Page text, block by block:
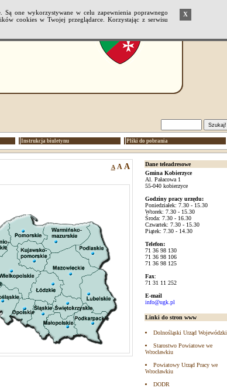
one wykorzystywane w celu zapewnienia poprawnego
cookies w Twojej przeglądarce. Korzystając z serwisu
X
Instrukcja biuletynu Pliki do pobrania
A A A
Dane teleadresowe
Gmina Kobierzyce
Al. Pałacowa 1
55-040 kobierzyce
Godziny pracy urzędu:
Poniedziałek: 7.30 - 15.30
Wtorek: 7.30 - 15.30
Środa: 7.30 - 16.30
Czwartek: 7.30 - 15.30
Piątek: 7.30 - 14.30
Telefon:
71 36 98 130
71 36 98 106
71 36 98 125
Fax:
71 31 11 252
E-mail
info@ugk.pl
Linki do stron www
Dolnośląski Urząd Wojewódzki
Starostwo Powiatowe we
Wrocławkiu
Powiatowy Urząd Pracy we
Wrocławkiu
DODR